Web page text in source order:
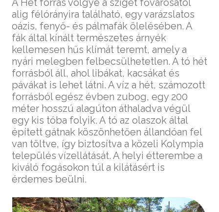
A Hét forrás völgye a sziget fővárosától
alig félórányira található, egy varázslatos
oázis, fenyő- és pálmafák ölelésében. A
fák által kínált természetes árnyék
kellemesen hűs klímát teremt, amely a
nyári melegben felbecsülhetetlen. A tó hét
forrásból áll, ahol libákat, kacsákat és
pávákat is lehet látni. A víz a hét, számozott
forrásból egész évben zubog, egy 200
méter hosszú alagúton áthaladva végül
egy kis tóba folyik. A tó az olaszok által
épített gátnak köszönhetően állandóan fel
van töltve, így biztosítva a közeli Kolympia
település vízellátását. A helyi étterembe a
kiváló fogásokon túl a kilátásért is
érdemes beülni.